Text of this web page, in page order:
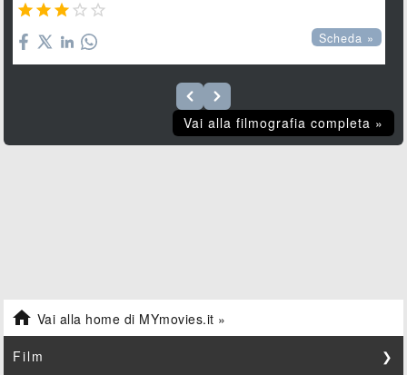
    
Scheda »
Vai alla filmografia completa »
 Vai alla home di MYmovies.it »
Film ❯